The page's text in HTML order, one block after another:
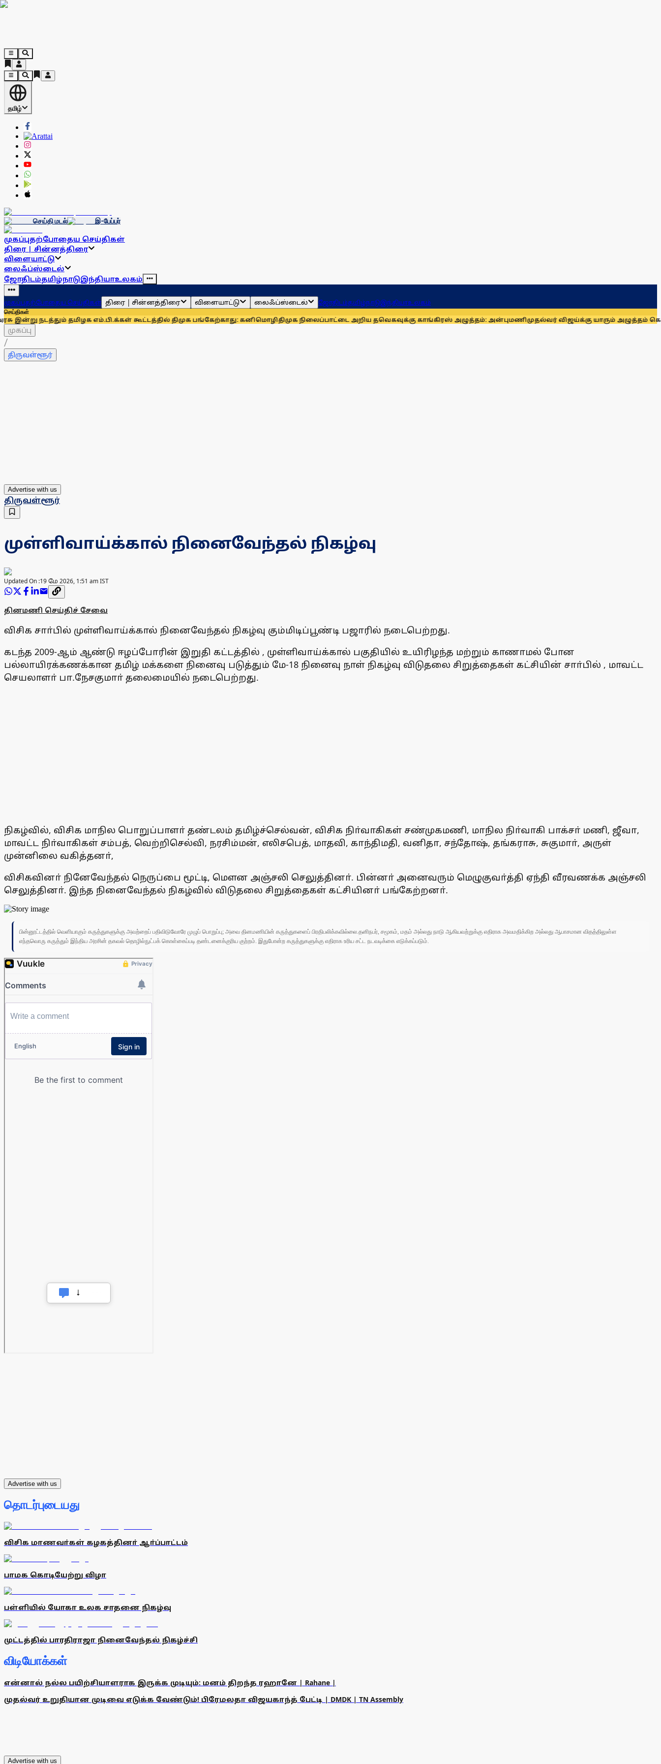
தமிழ்
செய்தி மடல் இ-பேப்பர்
முகப்புதற்போதைய செய்திகள்
திரை | சின்னத்திரை
விளையாட்டு
லைஃப்ஸ்டைல்
ஜோதிடம்தமிழ்நாடுஇந்தியாஉலகம்
முகப்புதற்போதைய செய்திகள் திரை | சின்னத்திரை விளையாட்டு லைஃப்ஸ்டைல் ஜோதிடம்தமிழ்நாடுஇந்தியாஉலகம்
செய்திகள்
தமிழக எம்.பி.க்கள் கூட்டத்தில் திமுக பங்கேற்காது: கனிமொழிதிமுக நிலைப்பாட்டை அறிய தவெகவுக்கு காங்கிரஸ் அழுத்தம்: அன்புமணிமுதல்வர் விஜய்க்கு யாரும் அழுத்தம் கொடுக்க
முகப்பு
/
திருவள்ளூர்
Advertise with us
திருவள்ளூர்
முள்ளிவாய்க்கால் நினைவேந்தல் நிகழ்வு
Updated On :19 மே 2026, 1:51 am IST
தினமணி செய்திச் சேவை
விசிக சாா்பில் முள்ளிவாய்க்கால் நினைவேந்தல் நிகழ்வு கும்மிடிப்பூண்டி பஜாரில் நடைபெற்றது.
கடந்த 2009-ஆம் ஆண்டு ஈழப்போரின் இறுதி கட்டத்தில் , முள்ளிவாய்க்கால் பகுதியில் உயிரிழந்த மற்றும் காணாமல் போன
பல்லாயிரக்கணக்கான தமிழ் மக்களை நினைவு படுத்தும் மே-18 நினைவு நாள் நிகழ்வு விடுதலை சிறுத்தைகள் கட்சியின் சாா்பில் , மாவட்ட
செயலாளா் பா.நேசகுமாா் தலைமையில் நடைபெற்றது.
நிகழ்வில், விசிக மாநில பொறுப்பாளா் தண்டலம் தமிழ்ச்செல்வன், விசிக நிா்வாகிகள் சண்முகமணி, மாநில நிா்வாகி பாக்சா் மணி, ஜீவா,
மாவட்ட நிா்வாகிகள் சம்பத், வெற்றிசெல்வி, நரசிம்மன், எலிசபெத், மாதவி, காந்திமதி, வனிதா, சந்தோஷ், தங்கராசு, சுகுமாா், அருள்
முன்னிலை வகித்தனா்,
விசிகவினா் நினேவேந்தல் நெருப்பை மூட்டி, மெளன அஞ்சலி செலுத்தினா். பின்னா் அனைவரும் மெழுகுவா்த்தி ஏந்தி வீரவணக்க அஞ்சலி
செலுத்தினா். இந்த நினைவேந்தல் நிகழ்வில் விடுதலை சிறுத்தைகள் கட்சியினா் பங்கேற்றனா்.
பின்னூட்டத்தில் வெளியாகும் கருத்துகளுக்கு அவற்றைப் பதிவிடுவோரே முழுப் பொறுப்பு; அவை தினமணியின் கருத்துகளைப் பிரதிபலிக்கவில்லை.தனிநபர், சமூகம், மதம் அல்லது நாடு ஆகியவற்றுக்கு எதிராக அவமதிக்கிற அல்லது ஆபாசமான விதத்திலுள்ள
எந்தவொரு கருத்தும் இந்திய அரசின் தகவல் தொழில்நுட்பக் கொள்கைப்படி தண்டனைக்குரிய குற்றம். இதுபோன்ற கருத்துகளுக்கு எதிராக உரிய சட்ட நடவடிக்கை எடுக்கப்படும்.
Advertise with us
தொடர்புடையது
விசிக மாணவா்கள் கழகத்தினா் ஆா்ப்பாட்டம்
பாமக கொடியேற்று விழா
பள்ளியில் யோகா உலக சாதனை நிகழ்வு
முட்டத்தில் பாரதிராஜா நினைவேந்தல் நிகழ்ச்சி
விடியோக்கள்
என்னால் நல்ல பயிற்சியாளராக இருக்க முடியும்: மனம் திறந்த ரஹானே | Rahane |
முதல்வர் உறுதியான முடிவை எடுக்க வேண்டும்! பிரேமலதா விஜயகாந்த் பேட்டி | DMDK | TN Assembly
Advertise with us